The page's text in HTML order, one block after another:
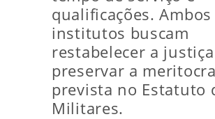
qualificações. Ambos
institutos buscam
restabelecer a
preservar a
prevista no Estatuto
Militares.